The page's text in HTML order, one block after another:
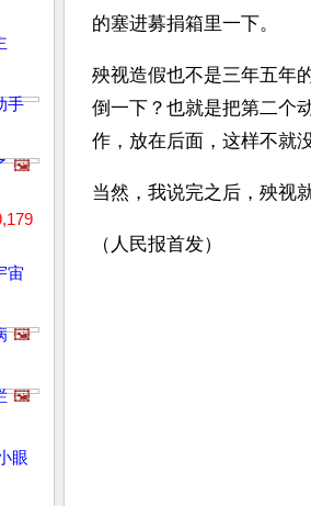
手
🖼️
宙
🖼️
🖼️
眼
的塞进募捐箱里一下。
殃视造假也不是三年五年
倒一下？也就是把第二个
作，放在后面，这样不就
当然，我说完之后，殃视
（人民报首发）